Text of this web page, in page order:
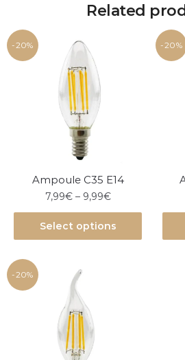
Related
-20%
Ampoule C35 E14
7,99€– 9,99€
Select options
-20%
-20%